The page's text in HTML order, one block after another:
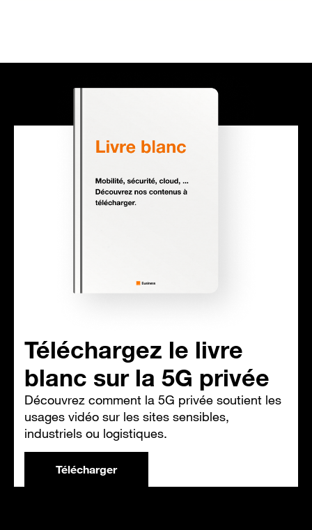
Téléchargez le livre
blanc sur la 5G privée
Découvrez comment la 5G privée soutient les
usages vidéo sur les sites sensibles,
industriels ou logistiques.
Télécharger